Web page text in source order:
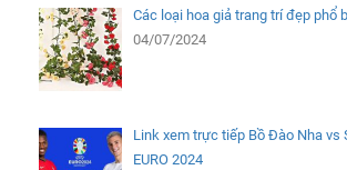
Các loại hoa giả trang trí đẹp phổ
04/07/2024
Link xem trực tiếp Bồ Đào Nha vs
EURO 2024